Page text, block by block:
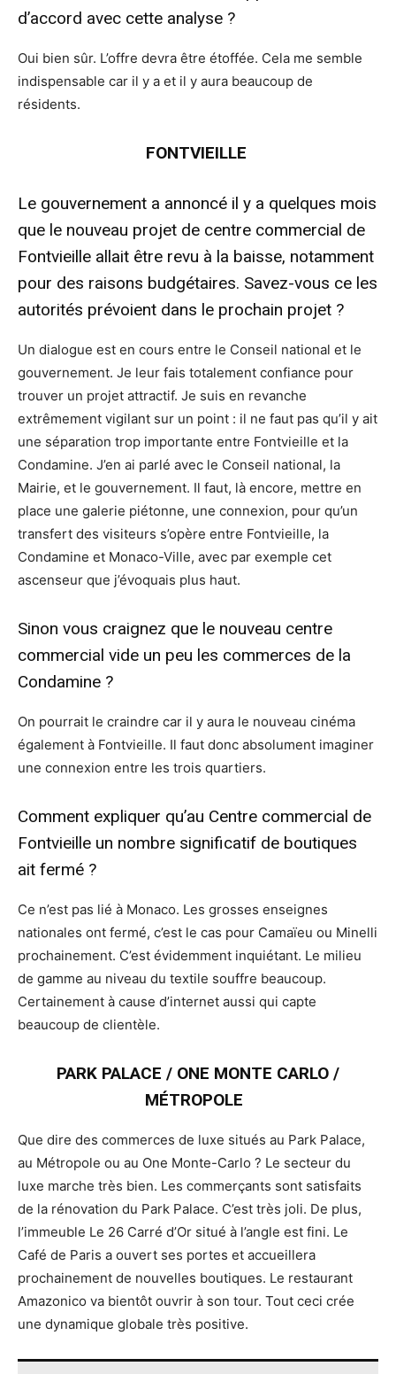
d’accord avec cette analyse ?
Oui bien sûr. L’offre devra être étoffée. Cela me semble
indispensable car il y a et il y aura beaucoup de
résidents.
FONTVIEILLE
Le gouvernement a annoncé il y a quelques mois
que le nouveau projet de centre commercial de
Fontvieille allait être revu à la baisse, notamment
pour des raisons budgétaires. Savez-vous ce les
autorités prévoient dans le prochain projet ?
Un dialogue est en cours entre le Conseil national et le
gouvernement. Je leur fais totalement confiance pour
trouver un projet attractif. Je suis en revanche
extrêmement vigilant sur un point : il ne faut pas qu’il y ait
une séparation trop importante entre Fontvieille et la
Condamine. J’en ai parlé avec le Conseil national, la
Mairie, et le gouvernement. Il faut, là encore, mettre en
place une galerie piétonne, une connexion, pour qu’un
transfert des visiteurs s’opère entre Fontvieille, la
Condamine et Monaco-Ville, avec par exemple cet
ascenseur que j’évoquais plus haut.
Sinon vous craignez que le nouveau centre
commercial vide un peu les commerces de la
Condamine ?
On pourrait le craindre car il y aura le nouveau cinéma
également à Fontvieille. Il faut donc absolument imaginer
une connexion entre les trois quartiers.
Comment expliquer qu’au Centre commercial de
Fontvieille un nombre significatif de boutiques
ait fermé ?
Ce n’est pas lié à Monaco. Les grosses enseignes
nationales ont fermé, c’est le cas pour Camaïeu ou Minelli
prochainement. C’est évidemment inquiétant. Le milieu
de gamme au niveau du textile souffre beaucoup.
Certainement à cause d’internet aussi qui capte
beaucoup de clientèle.
PARK PALACE / ONE MONTE CARLO /
MÉTROPOLE
Que dire des commerces de luxe situés au Park Palace,
au Métropole ou au One Monte-Carlo ? Le secteur du
luxe marche très bien. Les commerçants sont satisfaits
de la rénovation du Park Palace. C’est très joli. De plus,
l’immeuble Le 26 Carré d’Or situé à l’angle est fini. Le
Café de Paris a ouvert ses portes et accueillera
prochainement de nouvelles boutiques. Le restaurant
Amazonico va bientôt ouvrir à son tour. Tout ceci crée
une dynamique globale très positive.